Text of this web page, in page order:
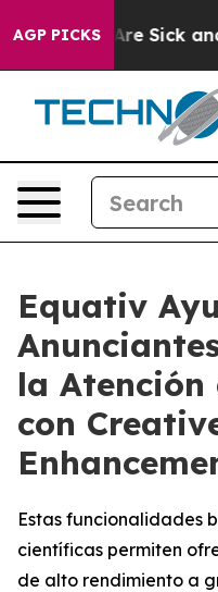
AGP PICKSAre Sick and
Equativ
la Atención
con
Estas funcionalidades
científicas permiten
de alto rendimiento a